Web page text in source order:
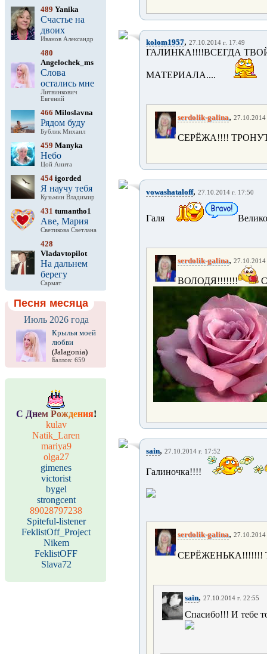
489 Yanika
Счастье на
двоих
Иванов Александр
480
Angelochek_ms
Слова
остались мне
Литвинкович
Евгений
466 Miloslavna
Рядом буду
Бублик Михаил
459 Manyka
Небо
Цой Анита
454 igorded
Я научу тебя
Кузьмин Владимир
431 tumantho1
Аве, Мария
Светикова Светлана
428
Vladavtopilot
На дальнем
берегу
Сармат
Песня месяца
Июль 2026 года
Крылья моей
любви
(Jalagonia)
Баллов: 659
С Днем Рождения!
kulav
Natik_Laren
mariya9
olga27
gimenes
victorist
bygel
strongcent
89028797238
Spiteful-listener
FeklistOff_Project
Nikem
FeklistOFF
Slava72
kolom1957, 27.10.2014 г. 17:49
ГАЛИНКА!!!!ВСЕГДА
МАТЕРИАЛА....
serdolik-galina, 27.10.2014
СЕРЁЖА!!!!
vowashataloff, 27.10.2014 г. 17:50
Галя
serdolik-galina, 27.10.2014
ВОЛОДЯ!!!!!!!
sain, 27.10.2014 г. 17:52
Галиночка!!!!
serdolik-galina, 27.10.2014
СЕРЁЖЕНЬКА!!!!!!!
sain, 27.10.2014 г. 22:55
Спасибо!!! И тебе